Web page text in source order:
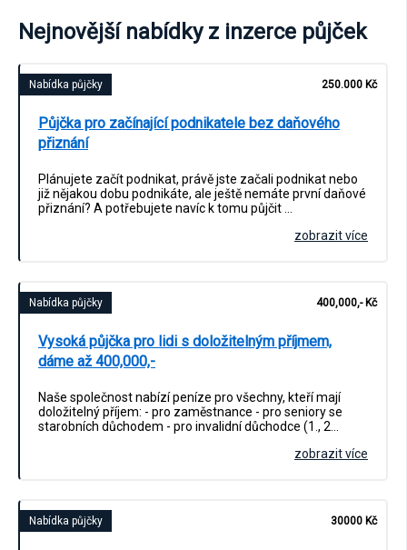
Nejnovější nabídky z inzerce půjček
Nabídka půjčky 250.000 Kč
Půjčka pro začínající podnikatele bez daňového
přiznání
Plánujete začít podnikat, právě jste začali podnikat nebo
již nějakou dobu podnikáte, ale ještě nemáte první daňové
přiznání? A potřebujete navíc k tomu půjčit …
zobrazit více
Nabídka půjčky 400,000,- Kč
Vysoká půjčka pro lidi s doložitelným příjmem,
dáme až 400,000,-
Naše společnost nabízí peníze pro všechny, kteří mají
doložitelný příjem: - pro zaměstnance - pro seniory se
starobních důchodem - pro invalidní důchodce (1., 2…
zobrazit více
Nabídka půjčky 30000 Kč